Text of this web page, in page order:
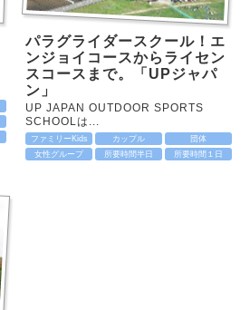
パラグライダースクール！エ
ンジョイコースからライセン
スコースまで。「UPジャパ
ン」
UP JAPAN OUTDOOR SPORTS
SCHOOLは...
ファミリーKids カップル
団体
女性グループ
所要時間半日 所要時間１日